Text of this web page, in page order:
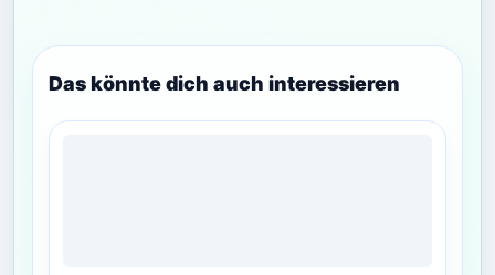
Das könnte dich auch interessieren